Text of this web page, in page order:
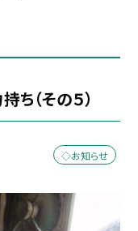
ち（その５）
◇お知らせ